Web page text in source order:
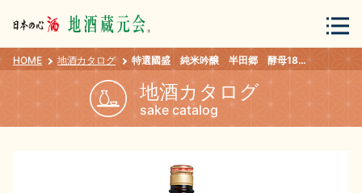
会員登録 ログイン
HOME 地酒カタログ 特選國盛 純米吟醸 半田郷 酵母1801 1.8Ｌ
地酒カタログ
sake catalog